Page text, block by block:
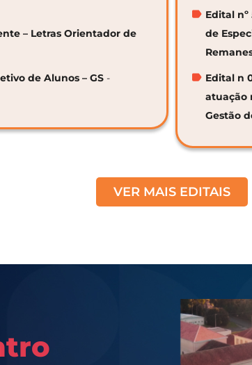
– Letras Orientador de
de Alunos – GS -
Edital nº
de
Edital n
atuação
Gestão
VER MAIS EDITAIS